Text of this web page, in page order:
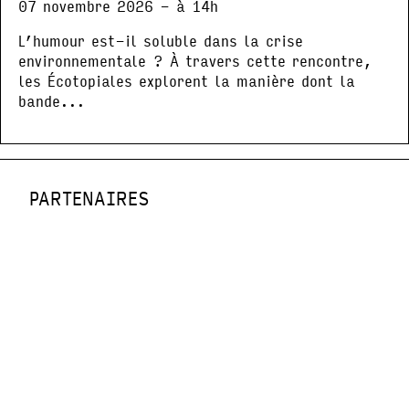
07 novembre 2026 - à 14h
L’humour est-il soluble dans la crise
environnementale ? À travers cette rencontre,
les Écotopiales explorent la manière dont la
bande...
PARTENAIRES